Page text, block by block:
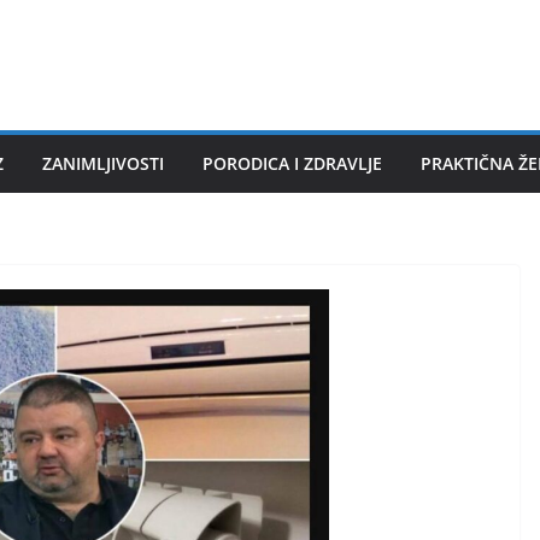
ZANIMLJIVOSTI PORODICA I ZDRAVLJE PRAKTIČNA